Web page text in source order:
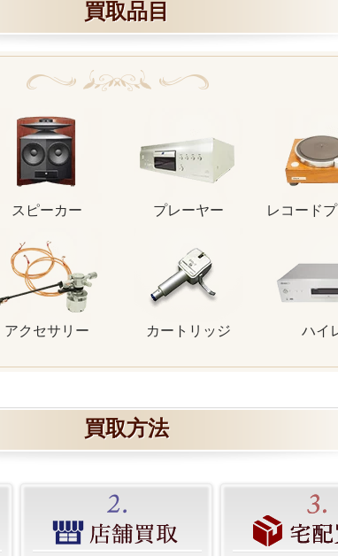
買取品目
スピーカー プレーヤー レコード
アクセサリー カートリッジ ハイ
買取方法